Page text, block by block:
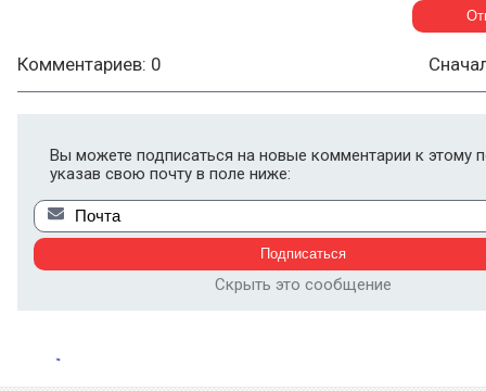
Комментариев: 0
Вы можете подписаться на новые комментарии к этому
указав свою почту в поле ниже:
Скрыть это сообщение